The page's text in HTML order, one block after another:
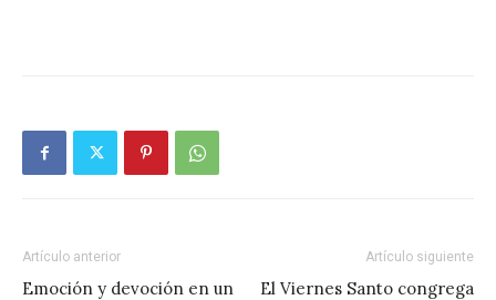
Artículo anterior
Emoción y devoción en un
Artículo siguiente
El Viernes Santo congrega